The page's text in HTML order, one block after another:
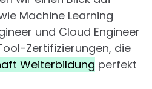
Machine Learning
und Cloud Engineer
Zertifizierungen, die
Weiterbildung perfekt